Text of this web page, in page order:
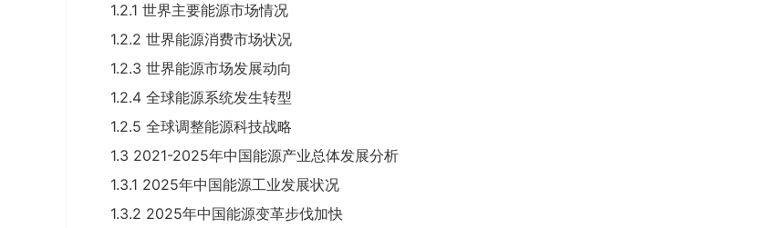
1.2.1 世界主要能源市场情况
1.2.2 世界能源消费市场状况
1.2.3 世界能源市场发展动向
1.2.4 全球能源系统发生转型
1.2.5 全球调整能源科技战略
1.3 2021-2025年中国能源产业总体发展分析
1.3.1 2025年中国能源工业发展状况
1.3.2 2025年中国能源变革步伐加快